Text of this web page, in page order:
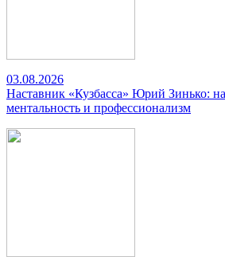
03.08.2026
Наставник «Кузбасса» Юрий Зинько:
ментальность и профессионализм